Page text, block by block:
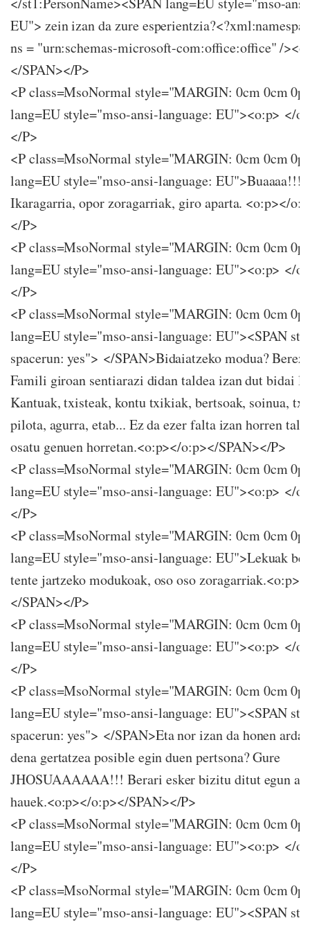
EU"> zein izan da zure
ns = "urn:schemas-microsoft-com:office:office" /
</SPAN></P>
<P class=MsoNormal style="MARGIN: 0cm 0cm
lang=EU style="mso-ansi-language: EU"><o:p> </
</P>
<P class=MsoNormal style="MARGIN: 0cm 0cm
lang=EU style="mso-ansi-language:
Ikaragarria, opor zoragarriak, giro aparta. <o:p></
</P>
<P class=MsoNormal style="MARGIN: 0cm 0cm
lang=EU style="mso-ansi-language: EU"><o:p> </
</P>
<P class=MsoNormal style="MARGIN: 0cm 0cm
lang=EU style="mso-ansi-language: EU"><SPAN
spacerun: yes"> </SPAN>Bidaiatzeko modua?
Famili giroan sentiarazi didan taldea izan dut bidai
Kantuak, txisteak, kontu txikiak, bertsoak, soinua,
pilota, agurra, etab... Ez da ezer falta izan horren
osatu genuen horretan.<o:p></o:p></SPAN></P>
<P class=MsoNormal style="MARGIN: 0cm 0cm
lang=EU style="mso-ansi-language: EU"><o:p> </
</P>
<P class=MsoNormal style="MARGIN: 0cm 0cm
lang=EU style="mso-ansi-language: EU">Lekuak
tente jartzeko modukoak, oso oso
</SPAN></P>
<P class=MsoNormal style="MARGIN: 0cm 0cm
lang=EU style="mso-ansi-language: EU"><o:p> </
</P>
<P class=MsoNormal style="MARGIN: 0cm 0cm
lang=EU style="mso-ansi-language: EU"><SPAN
spacerun: yes"> </SPAN>Eta nor izan da honen
dena gertatzea posible egin duen pertsona? Gure
JHOSUAAAAAA!!! Berari esker bizitu ditut egun
hauek.<o:p></o:p></SPAN></P>
<P class=MsoNormal style="MARGIN: 0cm 0cm
lang=EU style="mso-ansi-language: EU"><o:p> </
</P>
<P class=MsoNormal style="MARGIN: 0cm 0cm
lang=EU style="mso-ansi-language: EU"><SPAN